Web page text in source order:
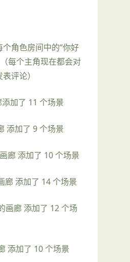
角色房间中的“你好
每个主角现在都会对
评论）
加了 11 个场景
添加了 9 个场景
廊 添加了 10 个场景
廊 添加了 14 个场景
画廊 添加了 12 个场
添加了 10 个场景